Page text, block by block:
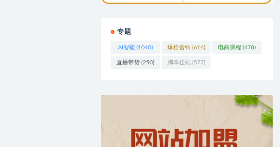
专题
AI智能 (1040) 爆粉营销(616) 电商课程 (478)
直播带货 (250) 脚本挂机(577)